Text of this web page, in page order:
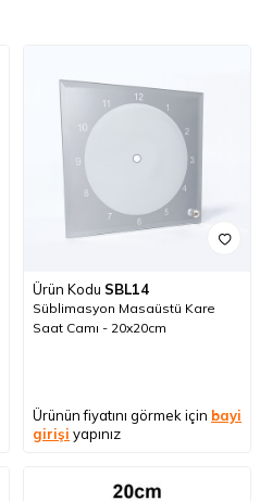
Ürün Kodu SBL14
Süblimasyon Masaüstü Kare
Saat Camı - 20x20cm
Ürünün fiyatını görmek için bayi
girişi yapınız